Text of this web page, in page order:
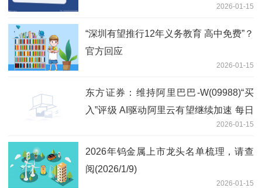
2026-01-15
“深圳有望推行12年义务教育 高中免费”？
官方回应
2026-01-15
东方证券：维持阿里巴巴-W(09988)“买
入”评级 AI驱动阿里云有望继续加速 每日
2026-01-15
2026年钨金属上市龙头名单梳理，请查
阅(2026/1/9)
2026-01-15